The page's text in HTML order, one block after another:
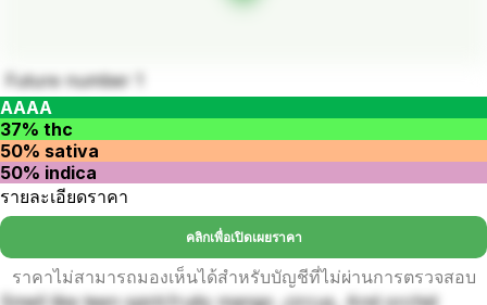
Future number 1
AAAA
37% thc
50% sativa
50% indica
รายละเอียดราคา
คลิกเพื่อเปิดเผยราคา
ราคาไม่สามารถมองเห็นได้สำหรับบัญชีที่ไม่ผ่านการตรวจสอบ